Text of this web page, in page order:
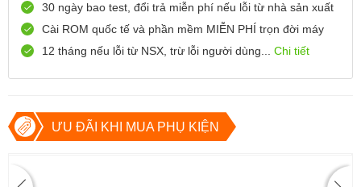
Số 72 Trần Thành Ngọ,TP Hải Phòng
Còn hàng
Đặt giữ hàng
Còn hàng
Đặt giữ hàng
30 ngày bao test, đổi trả miễn phí nếu lỗi từ nhà sản xuất
Cài ROM quốc tế và phần mềm MIỄN PHÍ trọn đời máy
12 tháng nếu lỗi từ NSX, trừ lỗi người dùng... Chi tiết
ƯU ĐÃI KHI MUA PHỤ KIỆN